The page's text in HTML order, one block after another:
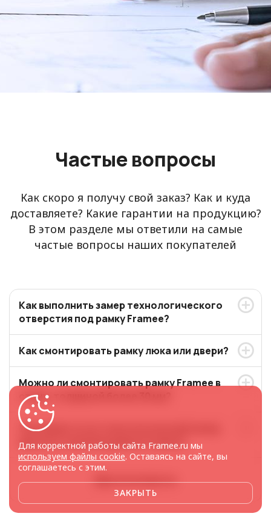
Частые вопросы
Как скоро я получу свой заказ? Как и куда
доставляете? Какие гарантии на продукцию?
В этом разделе мы ответили на самые
частые вопросы наших покупателей
Как выполнить замер технологического
отверстия под рамку Framee?
Как смонтировать рамку люка или двери?
Можно ли смонтировать рамку Framee в
стену, толщиной более 30 мм?
Учитывается ли технологический зазор
при изготовлении рамок Framee?
Другие вопросы
Для корректной работы сайта Framee.ru мы
используем файлы cookie. Оставаясь на сайте, вы
соглашаетесь с этим.
ЗАКРЫТЬ